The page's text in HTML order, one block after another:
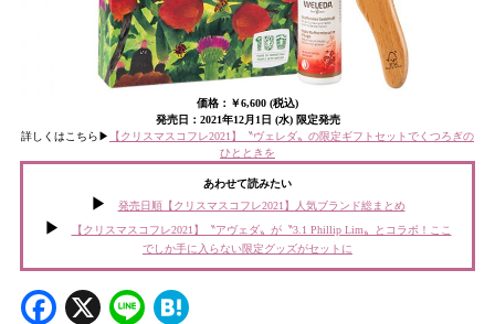
価格：￥6,600 (税込)
発売日：2021年12月1日 (水) 限定発売
詳しくはこちら▶︎
【クリスマスコフレ2021】〝ヴェレダ〟の限定ギフトセットでくつろぎの
ひとときを
あわせて読みたい
発売日順【クリスマスコフレ2021】人気ブランド総まとめ
【クリスマスコフレ2021】〝アヴェダ〟が〝3.1 Phillip Lim〟とコラボ！ここ
でしか手に入らない限定グッズがセットに
Facebook
X Line